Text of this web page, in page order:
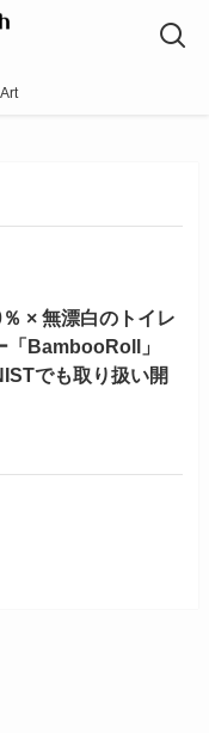
Art
× 無漂白のトイレ
「BambooRoll」
でも取り扱い開